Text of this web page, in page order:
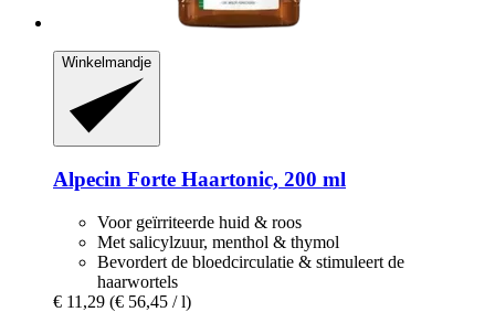
Winkelmandje
Alpecin Forte Haartonic, 200 ml
Voor geïrriteerde huid & roos
Met salicylzuur, menthol & thymol
Bevordert de bloedcirculatie & stimuleert de
haarwortels
€ 11,29 (€ 56,45 / l)